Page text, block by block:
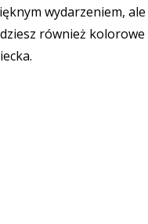
wydarzeniem,
również kolorowe